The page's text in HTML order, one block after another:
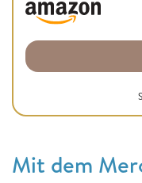
Mit dem